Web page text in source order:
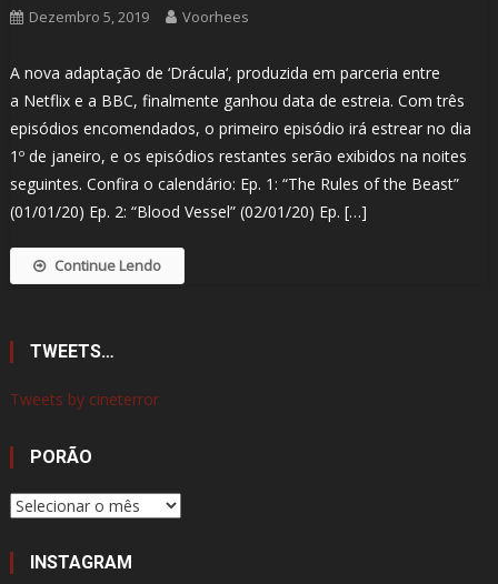
Dezembro 5, 2019 Voorhees
A nova adaptação de ‘Drácula‘, produzida em parceria entre
a Netflix e a BBC, finalmente ganhou data de estreia. Com três
episódios encomendados, o primeiro episódio irá estrear no dia
1º de janeiro, e os episódios restantes serão exibidos na noites
seguintes. Confira o calendário: Ep. 1: “The Rules of the Beast”
(01/01/20) Ep. 2: “Blood Vessel” (02/01/20) Ep. […]
Continue Lendo
TWEETS…
Tweets by cineterror
PORÃO
Porão
INSTAGRAM